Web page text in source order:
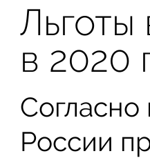
в 2020
Согласно
России